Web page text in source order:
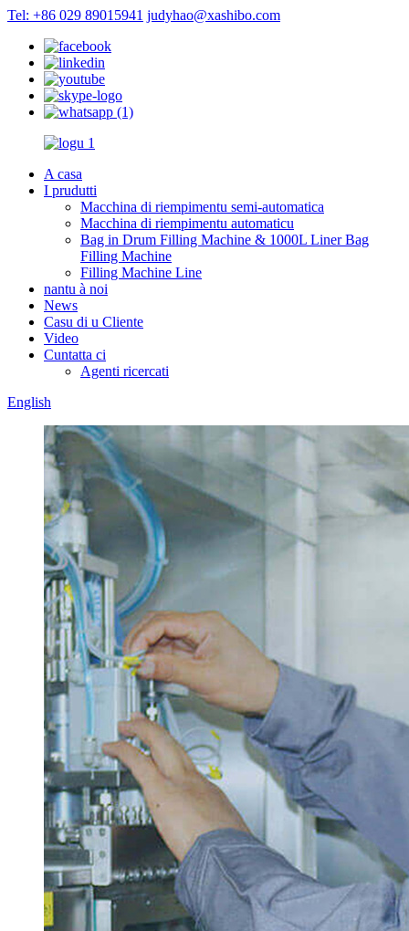
Tel: +86 029 89015941 judyhao@xashibo.com
A casa
I prudutti
Macchina di riempimentu semi-automatica
Macchina di riempimentu automaticu
Bag in Drum Filling Machine & 1000L Liner Bag
Filling Machine
Filling Machine Line
nantu à noi
News
Casu di u Cliente
Video
Cuntatta ci
Agenti ricercati
English